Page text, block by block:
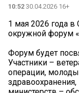
10:52 30.04.2026 16+
1 мая 2026 года в
окружной форум
Форум будет
Участники –
операции,